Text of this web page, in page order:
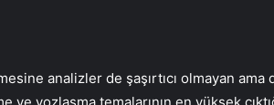
analizler de şaşırtıcı olmayan